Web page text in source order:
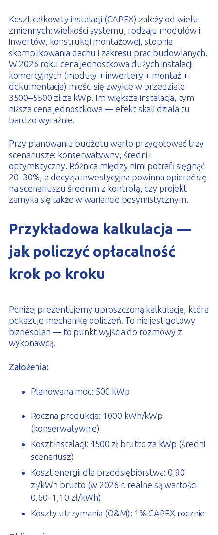
Koszt całkowity instalacji (CAPEX) zależy od wielu
zmiennych: wielkości systemu, rodzaju modułów i
inwertów, konstrukcji montażowej, stopnia
skomplikowania dachu i zakresu prac budowlanych.
W 2026 roku cena jednostkowa dużych instalacji
komercyjnych (moduły + inwertery + montaż +
dokumentacja) mieści się zwykle w przedziale
3500–5500 zł za kWp. Im większa instalacja, tym
niższa cena jednostkowa — efekt skali działa tu
bardzo wyraźnie.
Przy planowaniu budżetu warto przygotować trzy
scenariusze: konserwatywny, średni i
optymistyczny. Różnica między nimi potrafi sięgnąć
20–30%, a decyzja inwestycyjna powinna opierać się
na scenariuszu średnim z kontrolą, czy projekt
zamyka się także w wariancie pesymistycznym.
Przykładowa kalkulacja —
jak policzyć opłacalność
krok po kroku
Poniżej prezentujemy uproszczoną kalkulację, która
pokazuje mechanikę obliczeń. To nie jest gotowy
biznesplan — to punkt wyjścia do rozmowy z
wykonawcą.
Założenia:
Planowana moc: 500 kWp
Roczna produkcja: 1000 kWh/kWp
(konserwatywnie)
Koszt instalacji: 4500 zł brutto za kWp (średni
scenariusz)
Koszt energii dla przedsiębiorstwa: 0,90
zł/kWh brutto (w 2026 r. realne są wartości
0,60–1,10 zł/kWh)
Koszty utrzymania (O&M): 1% CAPEX rocznie